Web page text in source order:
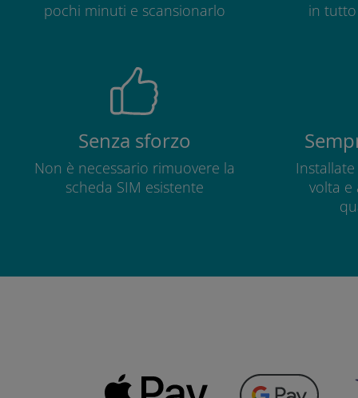
pochi minuti e scansionarlo
in
Senza sforzo
Non è necessario rimuovere la
scheda SIM esistente
volta e